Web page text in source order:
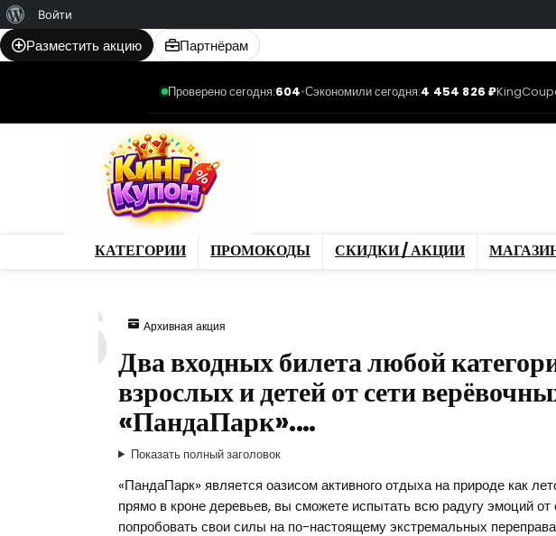
WordPress
Войти
Разместить акцию Партнёрам
Проверено сегодня:604•Сэкономили сегодня:4 454 826 ₽
КАТЕГОРИИ ПРОМОКОДЫ СКИДКИ / АКЦИИ
Архивная акция
Два входных билета любой
взрослых и детей от сети
«ПандаПарк».…
Показать полный заголовок
«ПандаПарк» является оазисом активного отдыха на природе как
прямо в кроне деревьев, вы сможете испытать всю радугу эмоций от
попробовать свои силы на по-настоящему экстремальных